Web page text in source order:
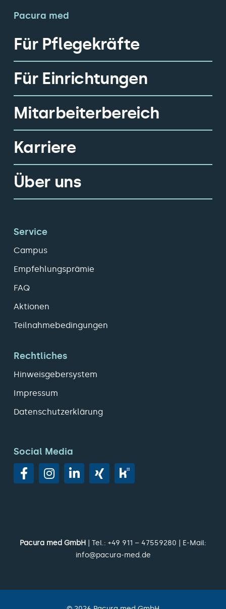
Pacura med
Für Pflegekräfte
Für Einrichtungen
Mitarbeiterbereich
Karriere
Über uns
Service
Campus
Empfehlungsprämie
FAQ
Aktionen
Teilnahmebedingungen
Rechtliches
Hinweisgebersystem
Impressum
Datenschutzerklärung
Social Media
Pacura med GmbH | Tel.: +49 911 – 47559280 | E-Mail:
info@pacura-med.de